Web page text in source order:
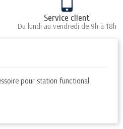
Service client
Du lundi au vendredi de 9h à 18h
pour station functional